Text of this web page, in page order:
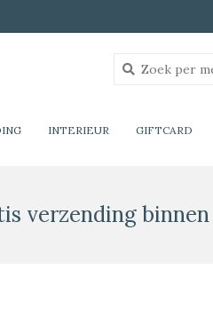
INTERIEUR GIFTCARD
verzending